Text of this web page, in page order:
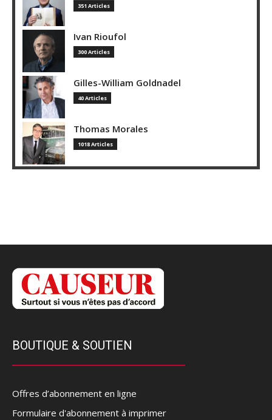
351 Articles
Ivan Rioufol
300 Articles
Gilles-William Goldnadel
40 Articles
Thomas Morales
1018 Articles
BOUTIQUE & SOUTIEN
Offres d’abonnement en ligne
Formulaire d'abonnement à imprimer